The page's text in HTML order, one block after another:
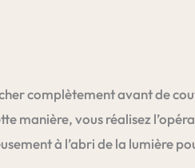
complètement avant de
manière, vous réalisez
à l’abri de la lumière